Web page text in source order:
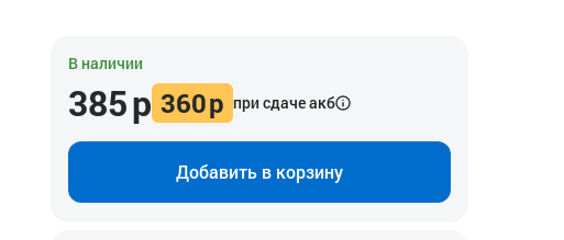
В наличии
385р 360р при сдаче акб
Добавить в корзину